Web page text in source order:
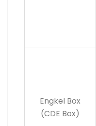
Engkel Box
(CDE Box)